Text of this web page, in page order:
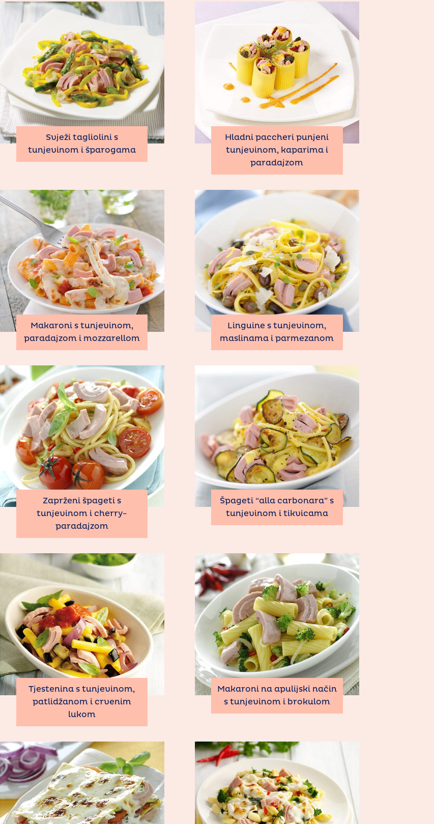
Svježi tagliolini s
tunjevinom i šparogama
Hladni paccheri punjeni
tunjevinom, kaparima i
paradajzom
Makaroni s tunjevinom,
paradajzom i mozzarellom
Linguine s tunjevinom,
maslinama i parmezanom
Zaprženi špageti s
tunjevinom i cherry-
paradajzom
Špageti “alla carbonara” s
tunjevinom i tikvicama
Tjestenina s tunjevinom,
patlidžanom i crvenim
lukom
Makaroni na apulijski način
s tunjevinom i brokulom